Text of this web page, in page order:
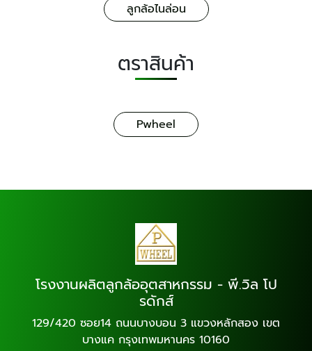
ลูกล้อไนล่อน
ตราสินค้า
Pwheel
โรงงานผลิตลูกล้ออุตสาหกรรม - พี.วิล โป
รดักส์
129/420 ซอย14 ถนนบางบอน 3 แขวงหลักสอง เขต
บางแค กรุงเทพมหานคร 10160